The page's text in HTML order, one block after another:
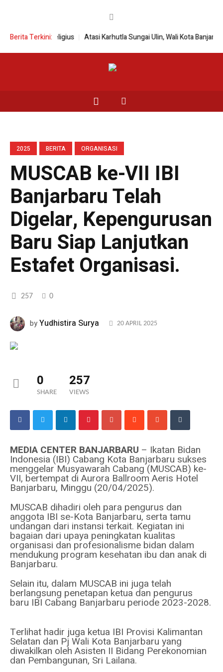
Berita Terkini:
SDM Religius Atasi Karhutla Sungai Ulin, Wali Kota Banjarbaru
2025 BERITA ORGANISASI
MUSCAB ke-VII IBI
Banjarbaru Telah
Digelar, Kepengurusan
Baru Siap Lanjutkan
Estafet Organisasi.
257 0
byYudhistira Surya 20 APRIL 2025
0
SHARE
257
VIEWS
MEDIA CENTER BANJARBARU – Ikatan Bidan
Indonesia (IBI) Cabang Kota Banjarbaru sukses
menggelar Musyawarah Cabang (MUSCAB) ke-
VII, bertempat di Aurora Ballroom Aeris Hotel
Banjarbaru, Minggu (20/04/2025).
MUSCAB dihadiri oleh para pengurus dan
anggota IBI se-Kota Banjarbaru, serta tamu
undangan dari instansi terkait. Kegiatan ini
bagaian dari upaya peningkatan kualitas
organisasi dan profesionalisme bidan dalam
mendukung program kesehatan ibu dan anak di
Banjarbaru.
Selain itu, dalam MUSCAB ini juga telah
berlangsung penetapan ketua dan pengurus
baru IBI Cabang Banjarbaru periode 2023-2028.
Terlihat hadir juga ketua IBI Provisi Kalimantan
Selatan dan Pj Wali Kota Banjarbaru yang
diwakilkan oleh Asisten II Bidang Perekonomian
dan Pembangunan, Sri Lailana.